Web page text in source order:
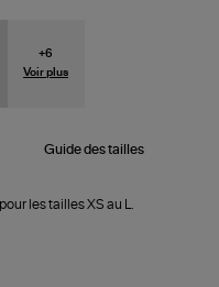
+6
Voir plus
Guide des tailles
les tailles XS au L.